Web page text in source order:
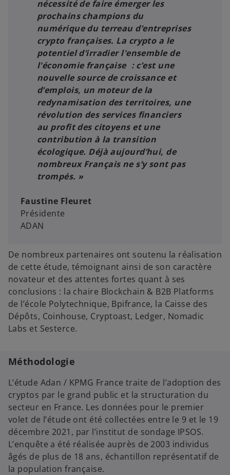
nécessité de faire émerger les
prochains champions du
numérique du terreau d’entreprises
crypto françaises. La crypto a le
potentiel d’irradier l'ensemble de
l'économie française : c’est une
nouvelle source de croissance et
d’emplois, un moteur de la
redynamisation des territoires, une
révolution des services financiers
au profit des citoyens et une
contribution à la transition
écologique. Déjà aujourd’hui, de
nombreux Français ne s’y sont pas
trompés. »
Faustine Fleuret
Présidente
ADAN
De nombreux partenaires ont soutenu la réalisation
de cette étude, témoignant ainsi de son caractère
novateur et des attentes fortes quant à ses
conclusions : la chaire Blockchain & B2B Platforms
de l’école Polytechnique, Bpifrance, la Caisse des
Dépôts, Coinhouse, Cryptoast, Ledger, Nomadic
Labs et Sesterce.
Méthodologie
L’étude Adan / KPMG France traite de l’adoption des
cryptos par le grand public et la structuration du
secteur en France. Les données pour le premier
volet de l’étude ont été collectées entre le 9 et le 19
décembre 2021, par l’institut de sondage IPSOS.
L’enquête a été réalisée auprès de 2003 individus
âgés de plus de 18 ans, échantillon représentatif de
la population française.